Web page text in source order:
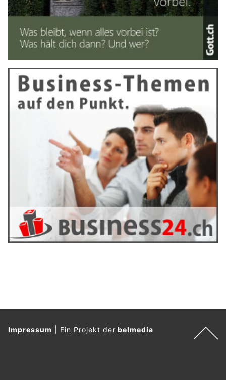
Impressum Ein Projekt derbelmedia